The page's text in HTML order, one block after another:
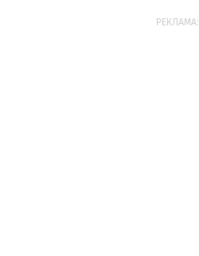
РЕКЛАМА: